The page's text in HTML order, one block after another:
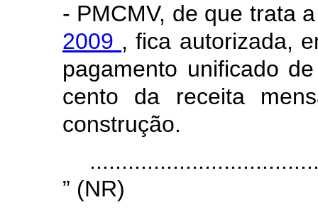
- PMCMV, de que trata
2009 , fica autorizada,
pagamento unificado
cento da receita
construção.
” (NR)